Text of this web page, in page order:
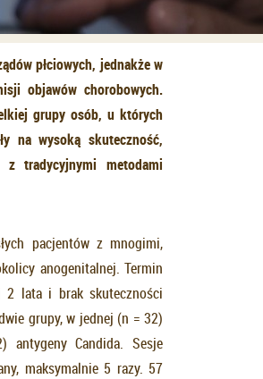
płciowych, jednakże w
objawów chorobowych.
grupy osób, u których
na wysoką skuteczność,
tradycyjnymi metodami
pacjentów z mnogimi,
anogenitalnej. Termin
2 lata i brak skuteczności
grupy, w jednej (n = 32)
Candida. Sesje
maksymalnie 5 razy. 57